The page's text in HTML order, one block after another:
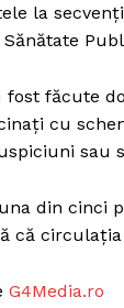
la
făcute
cu
sau
din cinci
că
G4Media.ro